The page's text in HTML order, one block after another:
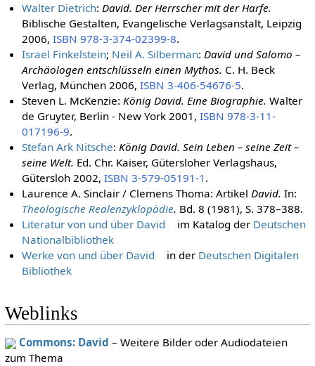
Walter Dietrich:David. Der Herrscher mit der Harfe.
Biblische Gestalten, Evangelische Verlagsanstalt, Leipzig
2006,ISBN 978-3-374-02399-8.
Israel Finkelstein; Neil A. Silberman:David und Salomo –
Archäologen entschlüsseln einen Mythos. C. H. Beck
Verlag, München 2006,ISBN 3-406-54676-5.
Steven L. McKenzie:König David. Eine Biographie. Walter
de Gruyter, Berlin - New York 2001,ISBN 978-3-11-
017196-9.
Stefan Ark Nitsche:König David. Sein Leben – seine Zeit –
seine Welt. Ed. Chr. Kaiser, Gütersloher Verlagshaus,
Gütersloh 2002,ISBN 3-579-05191-1 .
Laurence A. Sinclair / Clemens Thoma: ArtikelDavid. In:
Theologische Realenzyklopädie. Bd. 8 (1981), S. 378–388.
Literatur von und über David
im Katalog der Deutschen
Nationalbibliothek
Werke von und über David
in der Deutschen Digitalen
Bibliothek
Weblinks
Commons: David – Weitere Bilder oder Audiodateien
zum Thema